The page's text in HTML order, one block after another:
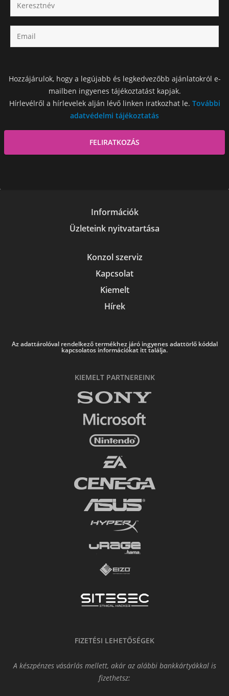
Hozzájárulok, hogy a legújabb és legkedvezőbb ajánlatokról e-
mailben ingyenes tájékoztatást kapjak.
Hírlevélről a hírlevelek alján lévő linken iratkozhat le. További
adatvédelmi tájékoztatás
Információk
Üzleteink nyitvatartása
Konzol szerviz
Kapcsolat
Kiemelt
Hírek
Az adattárolóval rendelkező termékhez járó ingyenes adattörlő kóddal
kapcsolatos információkat itt találja.
KIEMELT PARTNEREINK
FIZETÉSI LEHETŐSÉGEK
A készpénzes vásárlás mellett, akár az alábbi bankkártyákkal is
fizethetsz: